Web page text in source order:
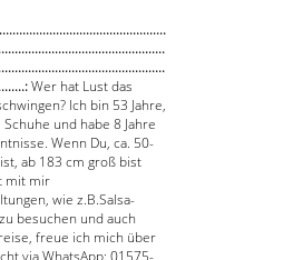
Wer hat Lust das
Ich bin 53 Jahre,
und habe 8 Jahre
Wenn Du, ca. 50-
ab 183 cm groß bist
mit mir
wie z.B.Salsa-
besuchen und auch
freue ich mich über